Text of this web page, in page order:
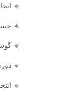
🔹
🔹
🔹
🔹
🔹